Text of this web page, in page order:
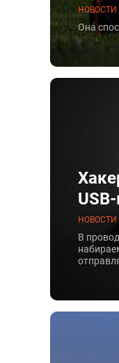
НОВОСТИ
Она
НОВОСТИ
В